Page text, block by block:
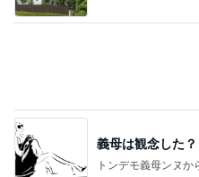
義母は観念した？
トンデモ義母ンヌか